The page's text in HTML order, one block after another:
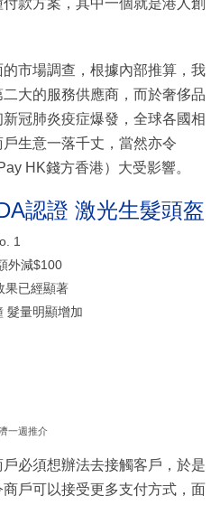
款方案，其中一個就是港人創
市場調查，根據內部推算，我
大的服務供應商，而於奢侈品
冠肺炎疫症爆發，全球各國相
生意一落千丈，當然亦令
HK錢方香港）大受影響。
認證 激光生髮頭盔
1
外減$100
果已經顯著
髮量明顯增加
一週推介
戶必須想辦法去接觸客戶，於是
戶可以接受更多支付方式，面